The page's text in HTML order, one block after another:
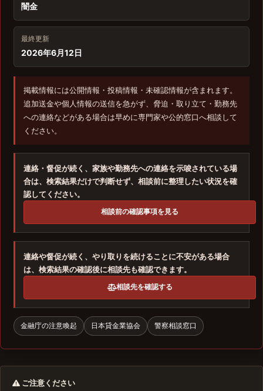
闇金
最終更新
2026年6月12日
掲載情報には公開情報・投稿情報・未確認情報が含まれます。
追加送金や個人情報の送信を急がず、脅迫・取り立て・勤務先
への連絡などがある場合は早めに専門家や公的窓口へ相談して
ください。
連絡・督促が続く、家族や勤務先への連絡を示唆されている場
合は、検索結果だけで判断せず、相談前に整理したい状況を確
認してください。
相談前の確認事項を見る
連絡や督促が続く、やり取りを続けることに不安がある場合
は、検索結果の確認後に相談先も確認できます。
相談先を確認する
金融庁の注意喚起 日本貸金業協会 警察相談窓口
ご注意ください